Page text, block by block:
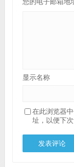
显示名称
在此浏览器
址，以便下次